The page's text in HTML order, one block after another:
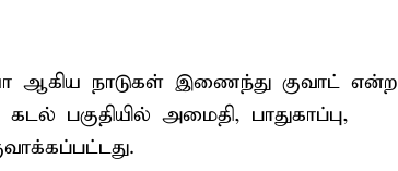
ஆகிய நாடுகள் இணைந்து குவாட் என்ற
பகுதியில் அமைதி, பாதுகாப்பு,